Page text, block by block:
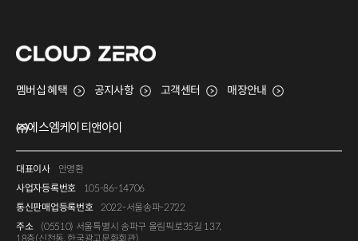
멤버십 혜택 공지사항 고객센터 매장안내
㈜에스엠케이티앤아이
대표이사
안영환
사업자등록번호
105-86-14706
통신판매업등록번호
2022-서울송파-2722
주소
(05510) 서울특별시 송파구 올림픽로35길 137,
18층(신천동, 한국광고문화회관)